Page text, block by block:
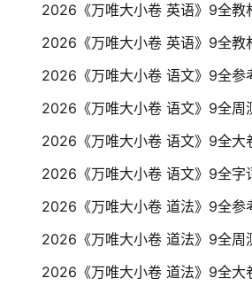
2026《万唯大小卷 英语》9全
2026《万唯大小卷 英语》9全
2026《万唯大小卷 语文》9全参
2026《万唯大小卷 语文》9全周
2026《万唯大小卷 语文》9全大
2026《万唯大小卷 语文》9全字
2026《万唯大小卷 道法》9全参
2026《万唯大小卷 道法》9全周
2026《万唯大小卷 道法》9全大